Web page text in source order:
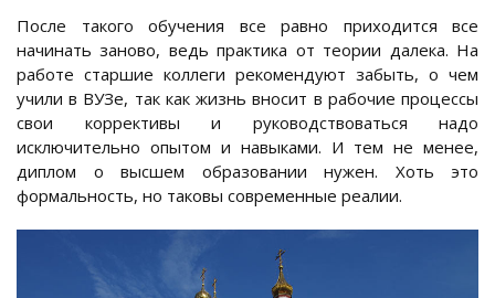
После такого обучения все равно приходится все
начинать заново, ведь практика от теории далека. На
работе старшие коллеги рекомендуют забыть, о чем
учили в ВУЗе, так как жизнь вносит в рабочие процессы
свои коррективы и руководствоваться надо
исключительно опытом и навыками. И тем не менее,
диплом о высшем образовании нужен. Хоть это
формальность, но таковы современные реалии.